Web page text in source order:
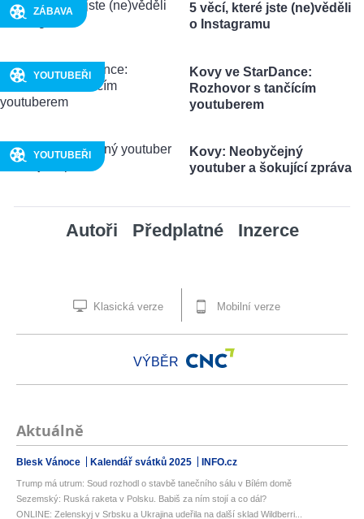
ZÁBAVA
5 věcí, které jste (ne)věděli
o Instagramu
YOUTUBEŘI
Kovy ve StarDance:
Rozhovor s tančícím
youtuberem
YOUTUBEŘI
Kovy: Neobyčejný
youtuber a šokující zpráva
Autoři Předplatné Inzerce
Klasická verze Mobilní verze
VÝBĚR
Aktuálně
Blesk Vánoce Kalendář svátků 2025 INFO.cz
Trump má utrum: Soud rozhodl o stavbě tanečního sálu v Bílém domě
Sezemský: Ruská raketa v Polsku. Babiš za ním stojí a co dál?
ONLINE: Zelenskyj v Srbsku a Ukrajina udeřila na další sklad Wildberri...